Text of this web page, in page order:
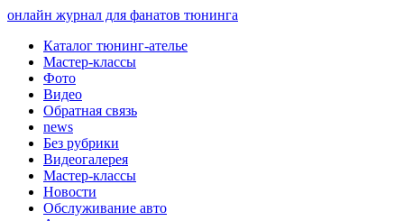
онлайн журнал для фанатов тюнинга
Каталог тюнинг-ателье
Мастер-классы
Фото
Видео
Обратная связь
news
Без рубрики
Видеогалерея
Мастер-классы
Новости
Обслуживание авто